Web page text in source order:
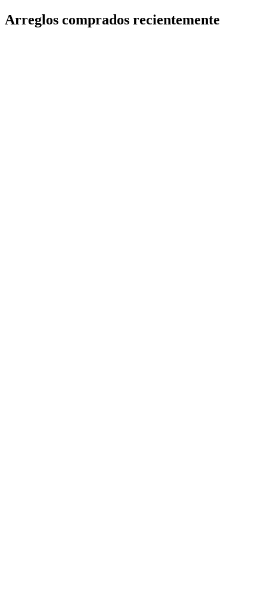
Arreglos comprados recientemente